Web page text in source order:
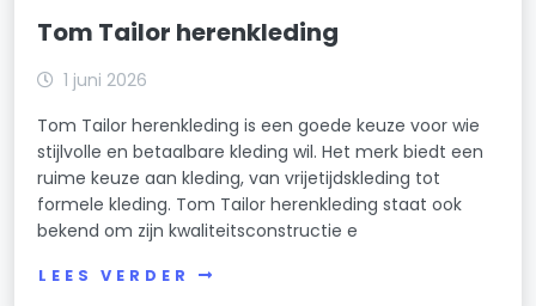
Tom Tailor herenkleding
1 juni 2026
Tom Tailor herenkleding is een goede keuze voor wie
stijlvolle en betaalbare kleding wil. Het merk biedt een
ruime keuze aan kleding, van vrijetijdskleding tot
formele kleding. Tom Tailor herenkleding staat ook
bekend om zijn kwaliteitsconstructie e
LEES VERDER